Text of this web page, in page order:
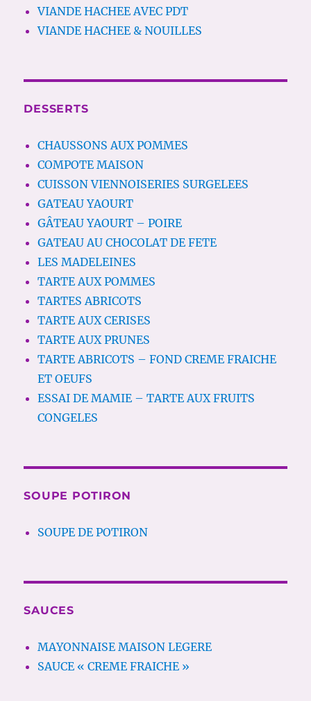
VIANDE HACHEE AVEC PDT
VIANDE HACHEE & NOUILLES
DESSERTS
CHAUSSONS AUX POMMES
COMPOTE MAISON
CUISSON VIENNOISERIES SURGELEES
GATEAU YAOURT
GÂTEAU YAOURT – POIRE
GATEAU AU CHOCOLAT DE FETE
LES MADELEINES
TARTE AUX POMMES
TARTES ABRICOTS
TARTE AUX CERISES
TARTE AUX PRUNES
TARTE ABRICOTS – FOND CREME FRAICHE
ET OEUFS
ESSAI DE MAMIE – TARTE AUX FRUITS
CONGELES
SOUPE POTIRON
SOUPE DE POTIRON
SAUCES
MAYONNAISE MAISON LEGERE
SAUCE « CREME FRAICHE »